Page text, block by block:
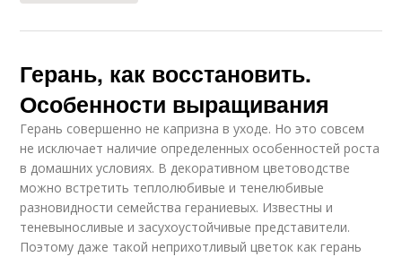
Герань, как восстановить.
Особенности выращивания
Герань совершенно не капризна в уходе. Но это совсем
не исключает наличие определенных особенностей роста
в домашних условиях. В декоративном цветоводстве
можно встретить теплолюбивые и тенелюбивые
разновидности семейства гераниевых. Известны и
теневыносливые и засухоустойчивые представители.
Поэтому даже такой неприхотливый цветок как герань